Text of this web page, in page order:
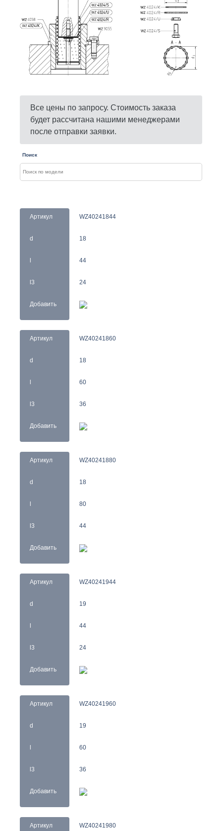
Все цены по запросу. Стоимость заказа
будет рассчитана нашими менеджерами
после отправки заявки.
Поиск
Артикул
d
l3
Добавить
WZ40241844
18
44
24
Артикул
d
l3
Добавить
WZ40241860
18
60
36
Артикул
d
l3
Добавить
WZ40241880
18
80
44
Артикул
d
l3
Добавить
WZ40241944
19
44
24
Артикул
d
l3
Добавить
WZ40241960
19
60
36
Артикул WZ40241980